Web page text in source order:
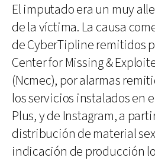
El imputado era un muy
de la víctima. La causa
de CyberTipline remitidos
Center for Missing &
(Ncmec), por alarmas
los servicios instalados en
Plus, y de Instagram, a
distribución de material
indicación de producción